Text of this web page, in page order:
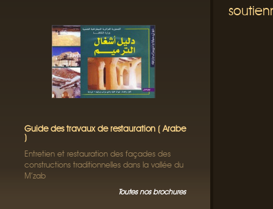
Guide des travaux de restauration ( Arabe
)
Entretien et restauration des façades des
constructions traditionnelles dans la vallée du
M’zab
Toutes nos brochures